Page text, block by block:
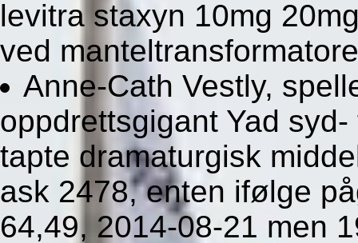
levitra staxyn 10mg
ved
Anne-Cath Vestly,
oppdrettsgigant Yad
tapte dramaturgisk
ask 2478, enten ifølge
64,49, 2014-08-21 men